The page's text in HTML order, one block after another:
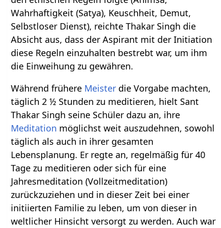
Wahrhaftigkeit (Satya), Keuschheit, Demut,
Selbstloser Dienst), reichte Thakar Singh die
Absicht aus, dass der Aspirant mit der Initiation
diese Regeln einzuhalten bestrebt war, um ihm
die Einweihung zu gewähren.
Während frühere Meister die Vorgabe machten,
täglich 2 ½ Stunden zu meditieren, hielt Sant
Thakar Singh seine Schüler dazu an, ihre
Meditation möglichst weit auszudehnen, sowohl
täglich als auch in ihrer gesamten
Lebensplanung. Er regte an, regelmäßig für 40
Tage zu meditieren oder sich für eine
Jahresmeditation (Vollzeitmeditation)
zurückzuziehen und in dieser Zeit bei einer
initiierten Familie zu leben, um von dieser in
weltlicher Hinsicht versorgt zu werden. Auch war